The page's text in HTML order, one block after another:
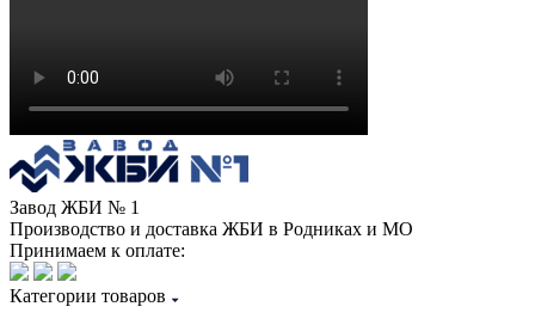
Завод ЖБИ № 1
Производство и доставка ЖБИ в Родниках и МО
Принимаем к оплате:
Категории товаров